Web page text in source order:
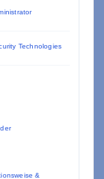
Technologies
&